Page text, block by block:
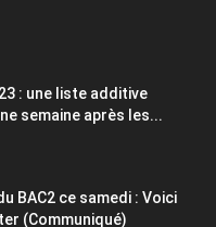
: une liste additive
semaine après les...
BAC2 ce samedi : Voici
(Communiqué)